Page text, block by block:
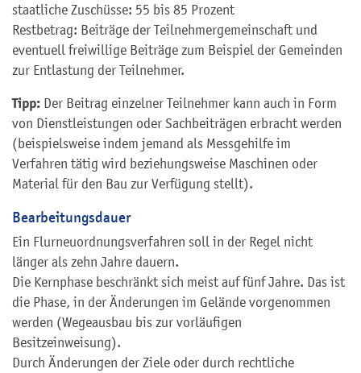
staatliche Zuschüsse: 55 bis 85 Prozent
Restbetrag: Beiträge der Teilnehmergemeinschaft und
eventuell freiwillige Beiträge zum Beispiel der Gemeinden
zur Entlastung der Teilnehmer.
Tipp: Der Beitrag einzelner Teilnehmer kann auch in Form
von Dienstleistungen oder Sachbeiträgen erbracht werden
(beispielsweise indem jemand als Messgehilfe im
Verfahren tätig wird beziehungsweise Maschinen oder
Material für den Bau zur Verfügung stellt).
Bearbeitungsdauer
Ein Flurneuordnungsverfahren soll in der Regel nicht
länger als zehn Jahre dauern.
Die Kernphase beschränkt sich meist auf fünf Jahre. Das ist
die Phase, in der Änderungen im Gelände vorgenommen
werden (Wegeausbau bis zur vorläufigen
Besitzeinweisung).
Durch Änderungen der Ziele oder durch rechtliche